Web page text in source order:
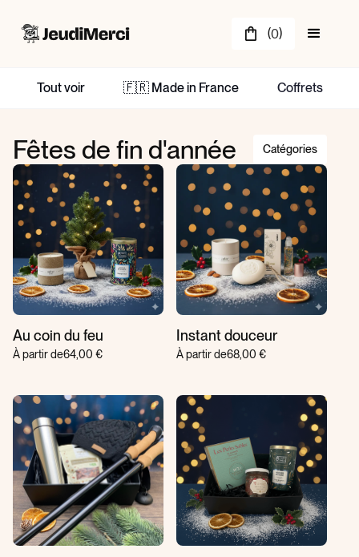
(0)
Tout voir 🇫🇷 Made in France Coffrets
Fêtes de fin d'année Catégories
Au coin du feu
À partir de64,00 €
Instant douceur
À partir de68,00 €